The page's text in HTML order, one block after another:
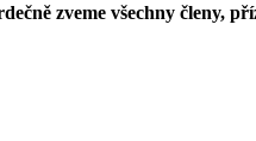
zveme všechny členy,